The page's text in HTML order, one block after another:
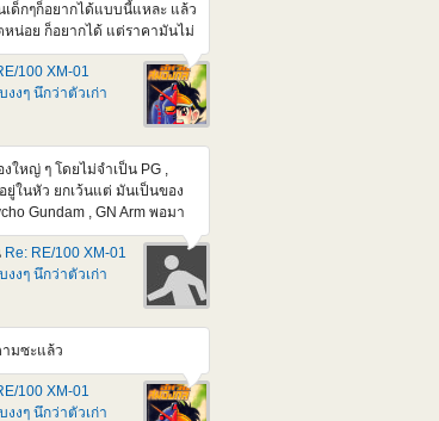
ด็กๆก็อยากได้แบบนี้แหละ แล้ว
น่อย ก็อยากได้ แต่ราคามันไม่
วสิ แต่คนที่บ้านก็อาจจะไม่ให้
ตา100 XM-01
งงๆ นึกว่าตัวเก่า
ใหญ่ ๆ โดยไม่จำเป็น PG ,
ยู่ในหัว ยกเว้นแต่ มันเป็นของ
Gundam , GN Arm พอมา
70 cm. เห็นราคาแล้วสยอง
า หยอดกระปุกซัก 10-12 เดือน
แบบนี้ มันคงไม่หมดเกลี้ยง
ไม่แน่ กว่าจะออก อาจจะไม่
Re: RE/100 XM-01
งงๆ นึกว่าตัวเก่า
ามซะแล้ว
100 XM-01
งงๆ นึกว่าตัวเก่า